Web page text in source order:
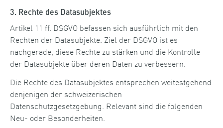
3. Rechte des Datasubjektes
Artikel 11 ff. DSGVO befassen sich ausführlich mit den
Rechten der Datasubjekte. Ziel der DSGVO ist es
nachgerade, diese Rechte zu stärken und die Kontrolle
der Datasubjekte über deren Daten zu verbessern.
Die Rechte des Datasubjektes entsprechen weitestgehend
denjenigen der schweizerischen
Datenschutzgesetzgebung. Relevant sind die folgenden
Neu- oder Besonderheiten.